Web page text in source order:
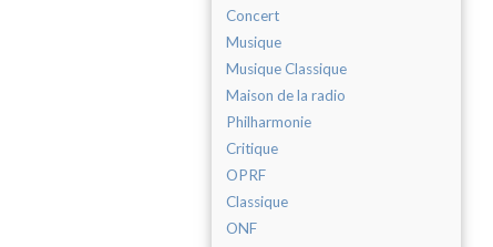
Concert
Musique
Musique Classique
Maison de la radio
Philharmonie
Critique
OPRF
Classique
ONF